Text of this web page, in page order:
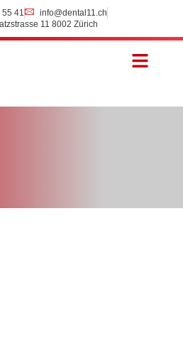
55 41
info@dental11.ch
11 8002 Zürich